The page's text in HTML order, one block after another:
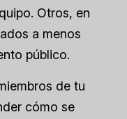
Otros, en
a menos
público.
de tu
cómo se